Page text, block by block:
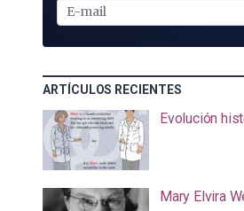
E-
MAIL
ARTÍCULOS RECIENTES
Evolución
Mary Elvira